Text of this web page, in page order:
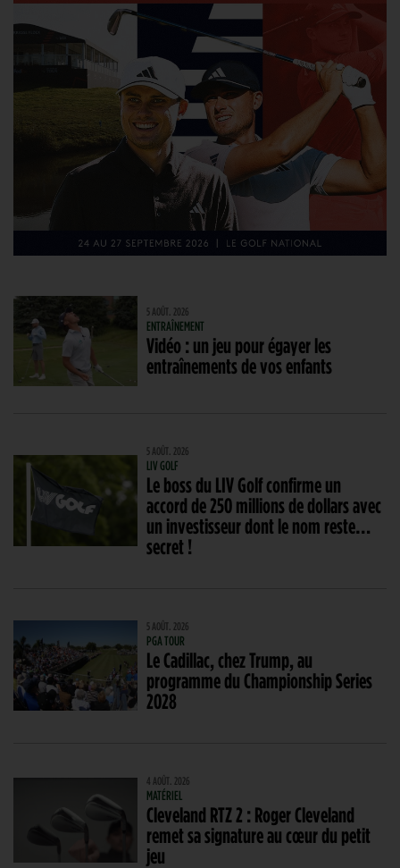
5 AOÛT. 2026
ENTRAÎNEMENT
Vidéo : un jeu pour égayer les
entraînements de vos enfants
5 AOÛT. 2026
LIV GOLF
Le boss du LIV Golf confirme un
accord de 250 millions de dollars avec
un investisseur dont le nom reste…
secret !
5 AOÛT. 2026
PGA TOUR
Le Cadillac, chez Trump, au
programme du Championship Series
2028
4 AOÛT. 2026
MATÉRIEL
Cleveland RTZ 2 : Roger Cleveland
remet sa signature au cœur du petit
jeu